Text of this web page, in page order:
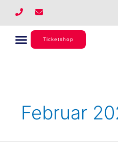
Inhalt
springen
P
h
o
e
E
n
v
e
o
Ticketshop
Februar